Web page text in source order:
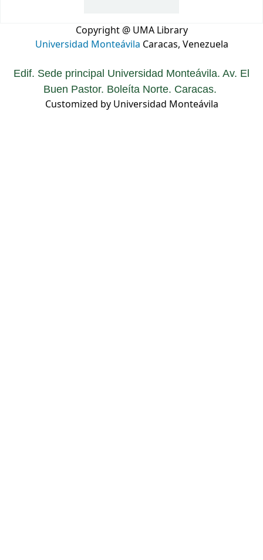
Copyright @ UMA Library
Universidad Monteávila Caracas, Venezuela
Edif. Sede principal Universidad Monteávila. Av. El
Buen Pastor. Boleíta Norte. Caracas.
Customized by Universidad Monteávila